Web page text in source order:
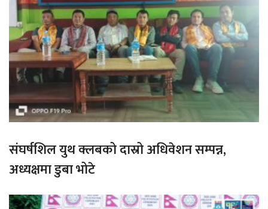
संघर्षशिल युथ क्लबको दास्रो अधिवेशन सम्पन्न,
अध्यक्षमा डुबा भोटे